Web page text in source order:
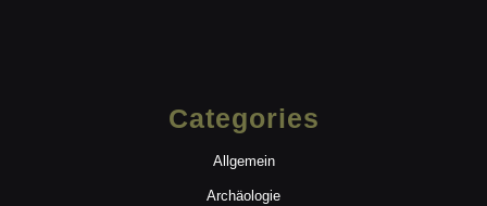
Categories
Allgemein
Archäologie